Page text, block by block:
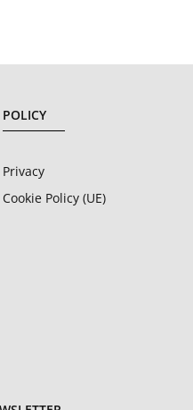
POLICY
Privacy
Cookie Policy (UE)